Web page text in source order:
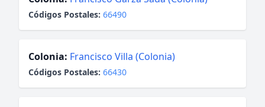
Códigos Postales: 66490
Colonia: Francisco Villa (Colonia)
Códigos Postales: 66430